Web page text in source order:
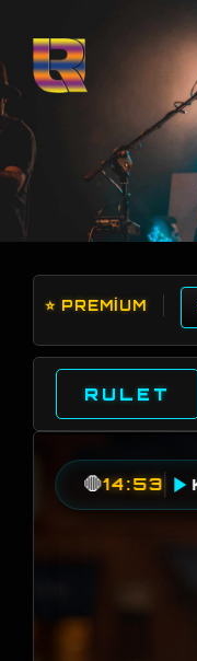
⭐ PREMİUM
RULET
🛑14:53